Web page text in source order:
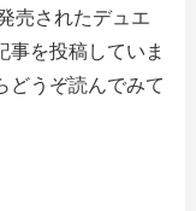
売されたデュエ
事を投稿していま
どうぞ読んでみて